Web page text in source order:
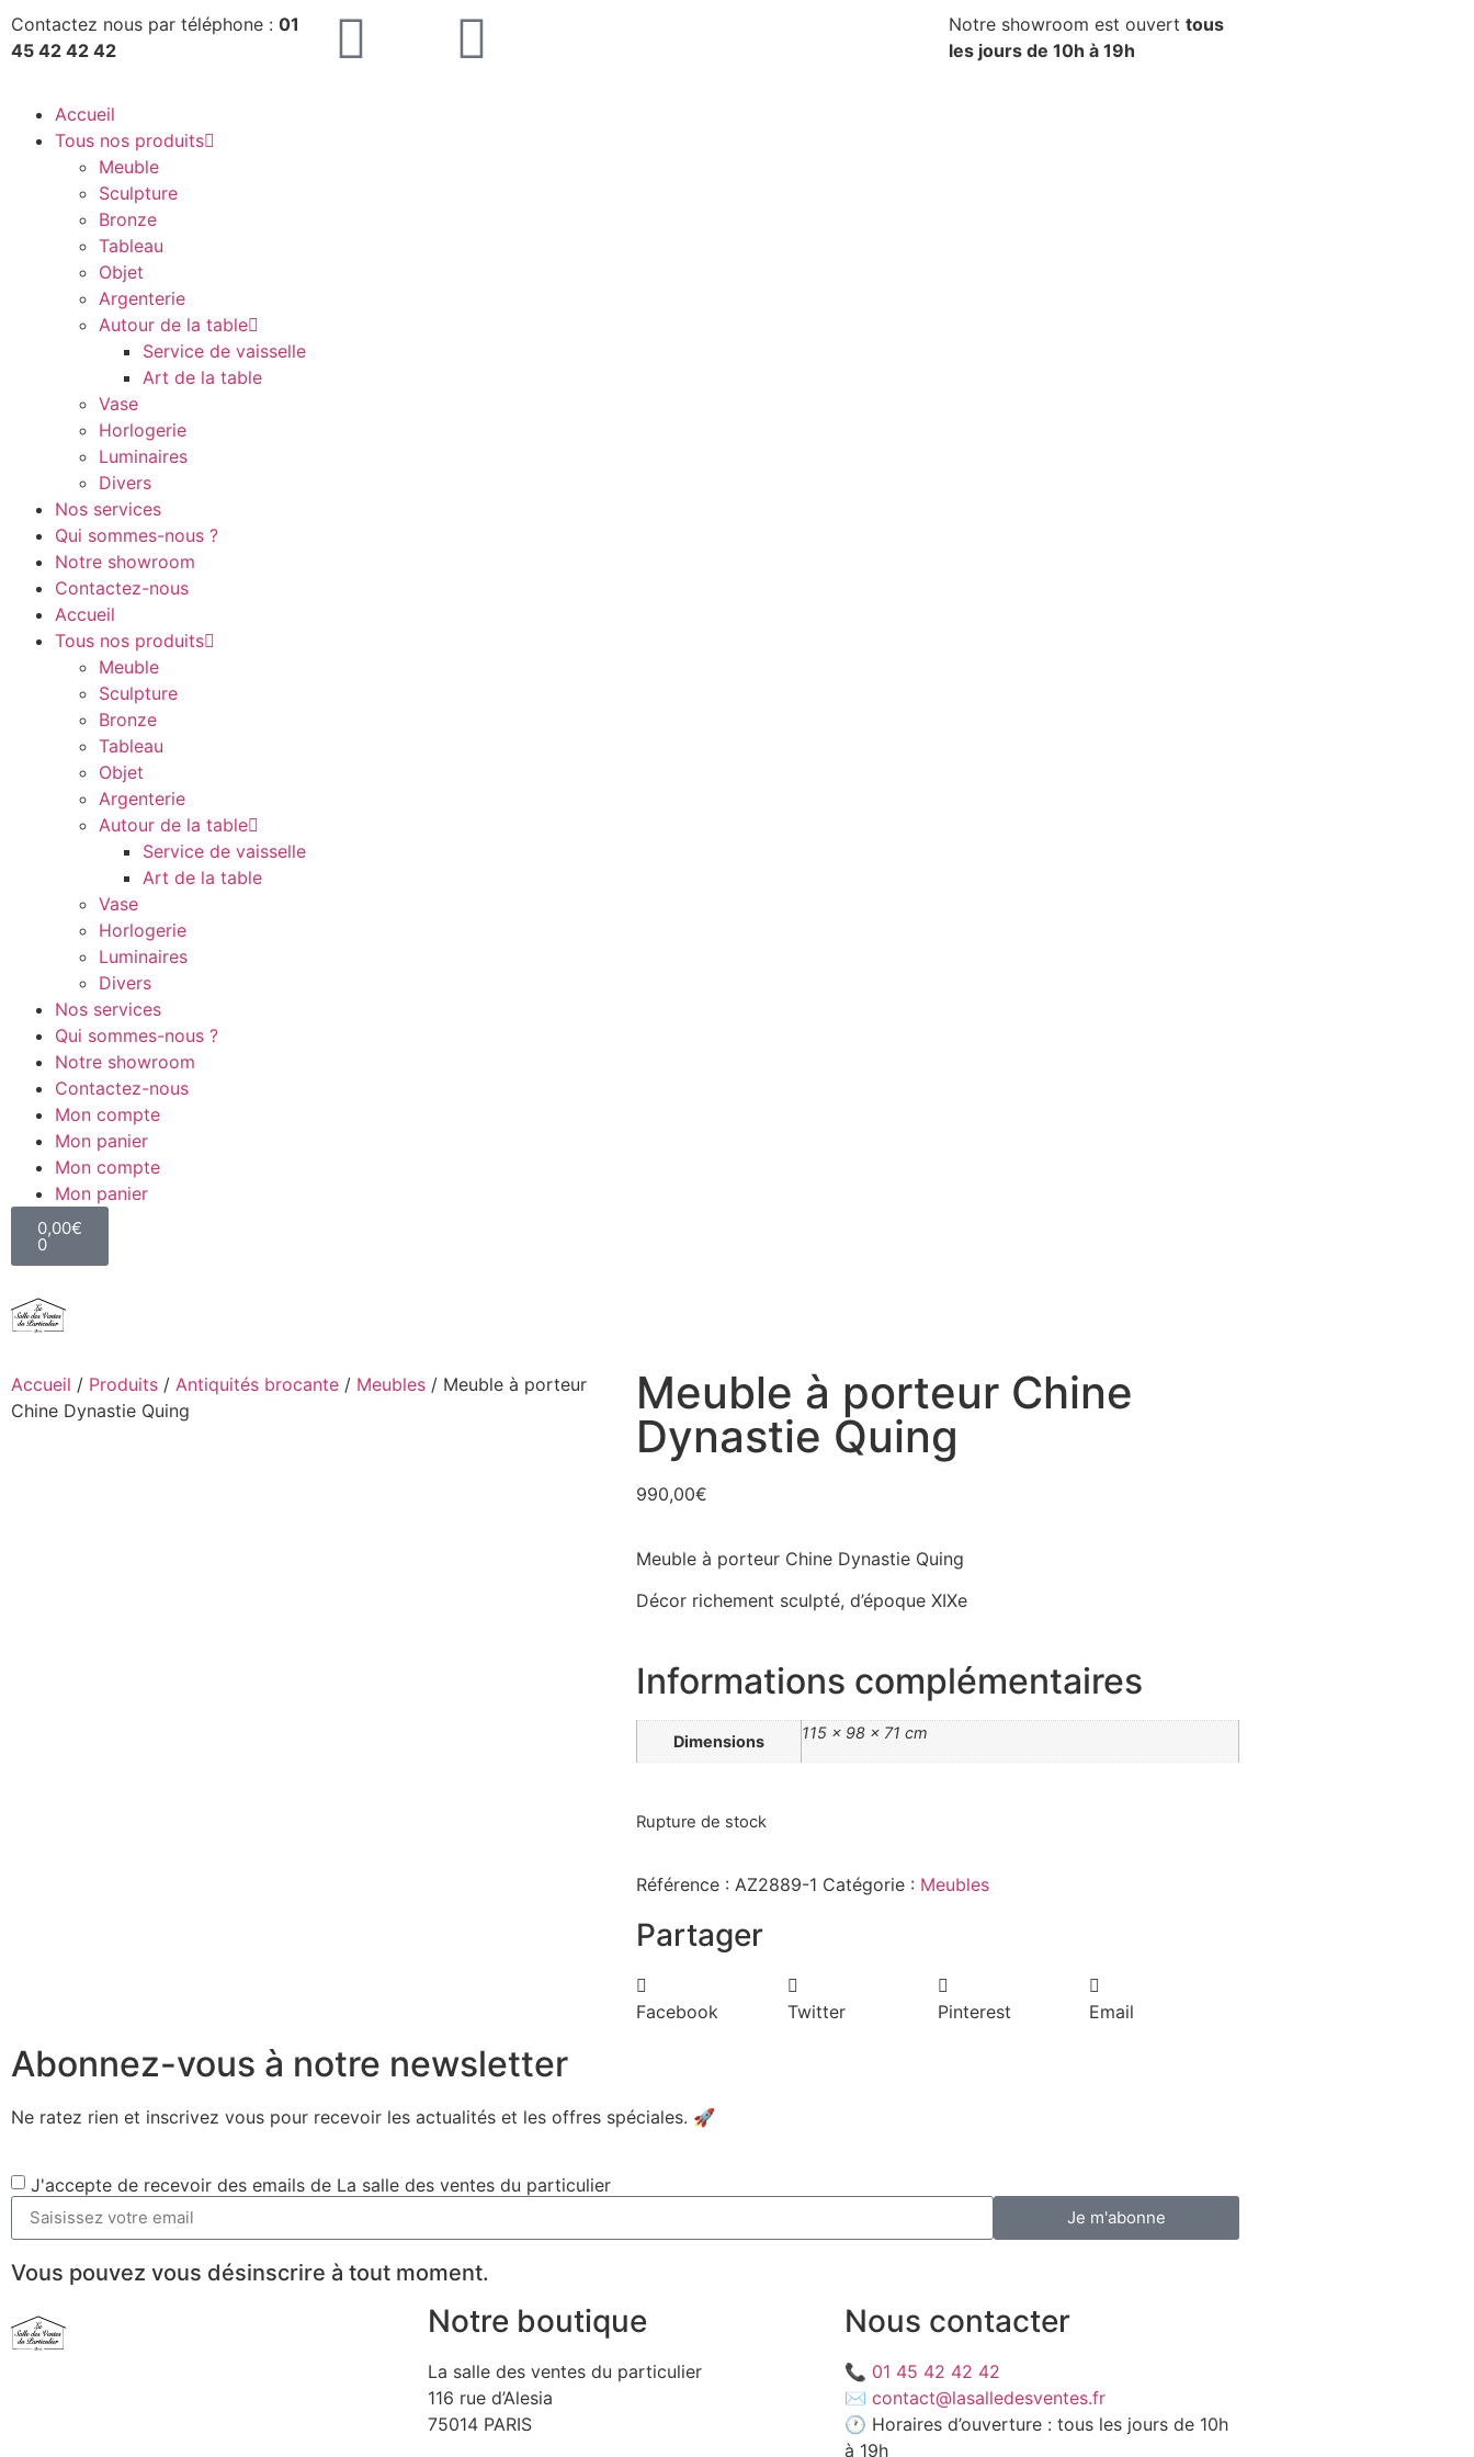
Contactez nous par téléphone : 01
45 42 42 42
Notre showroom est ouvert tous
les jours de 10h à 19h
Accueil
Tous nos produits
Meuble
Sculpture
Bronze
Tableau
Objet
Argenterie
Autour de la table
Service de vaisselle
Art de la table
Vase
Horlogerie
Luminaires
Divers
Nos services
Qui sommes-nous ?
Notre showroom
Contactez-nous
Accueil
Tous nos produits
Meuble
Sculpture
Bronze
Tableau
Objet
Argenterie
Autour de la table
Service de vaisselle
Art de la table
Vase
Horlogerie
Luminaires
Divers
Nos services
Qui sommes-nous ?
Notre showroom
Contactez-nous
Mon compte
Mon panier
Mon compte
Mon panier
0,00€
0
Accueil / Produits / Antiquités brocante / Meubles / Meuble à porteur
Chine Dynastie Quing
Meuble à porteur Chine
Dynastie Quing
990,00€
Meuble à porteur Chine Dynastie Quing
Décor richement sculpté, d’époque XIXe
Informations complémentaires
Dimensions 115 × 98 × 71 cm
Rupture de stock
Référence : AZ2889-1 Catégorie : Meubles
Partager
Facebook Twitter Pinterest Email
Abonnez-vous à notre newsletter
Ne ratez rien et inscrivez vous pour recevoir les actualités et les offres spéciales. 🚀​
J'accepte de recevoir des emails de La salle des ventes du particulier
Je m'abonne
Vous pouvez vous désinscrire à tout moment.
Notre boutique
La salle des ventes du particulier
116 rue d’Alesia
75014 PARIS
Nous contacter
📞 01 45 42 42 42
✉️ contact@lasalledesventes.fr
🕐 Horaires d’ouverture : tous les jours de 10h
à 19h